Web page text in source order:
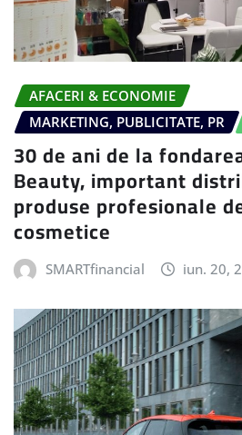
AFACERI & ECONOMIE
MARKETING, PUBLICITATE, PR
30 de ani de la
Beauty, important
produse profesionale
cosmetice
SMARTfinancial iun. 20,